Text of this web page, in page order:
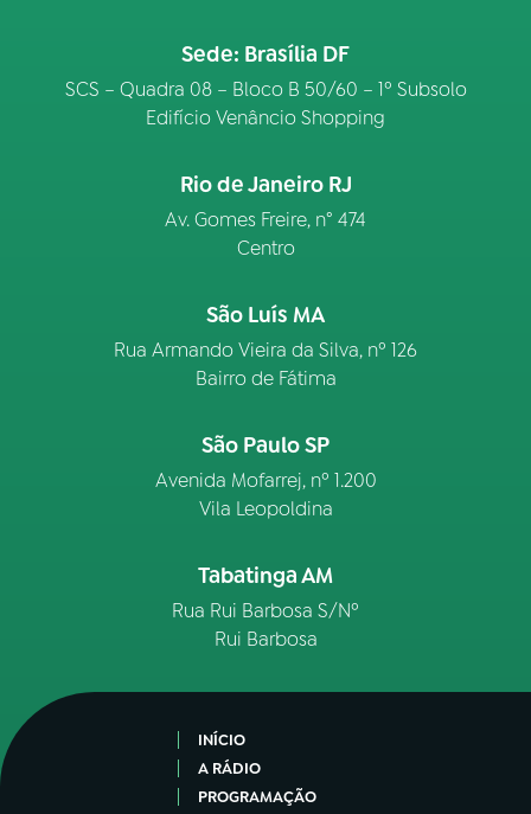
Sede: Brasília DF
SCS – Quadra 08 – Bloco B 50/60 – 1º Subsolo
Edifício Venâncio Shopping
Rio de Janeiro RJ
Av. Gomes Freire, n° 474
Centro
São Luís MA
Rua Armando Vieira da Silva, nº 126
Bairro de Fátima
São Paulo SP
Avenida Mofarrej, nº 1.200
Vila Leopoldina
Tabatinga AM
Rua Rui Barbosa S/Nº
Rui Barbosa
INÍCIO
A RÁDIO
PROGRAMAÇÃO